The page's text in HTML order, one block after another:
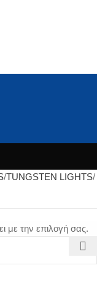
TUNGSTEN LIGHTS
με την επιλογή σας.